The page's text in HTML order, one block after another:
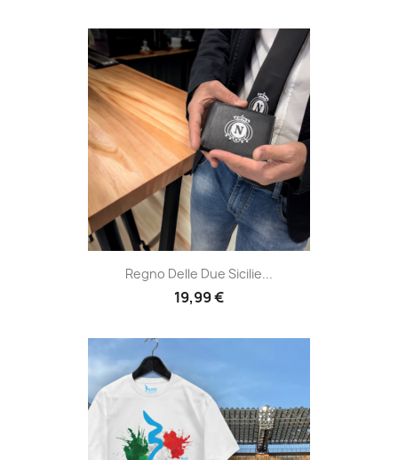
Regno Delle Due Sicilie...
19,99 €